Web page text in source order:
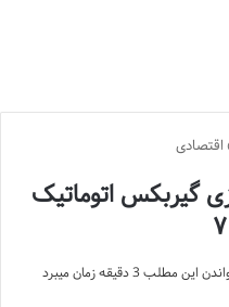
اقتصادی
گیربکس اتوماتیک
این مطلب 3 دقیقه زمان میبرد